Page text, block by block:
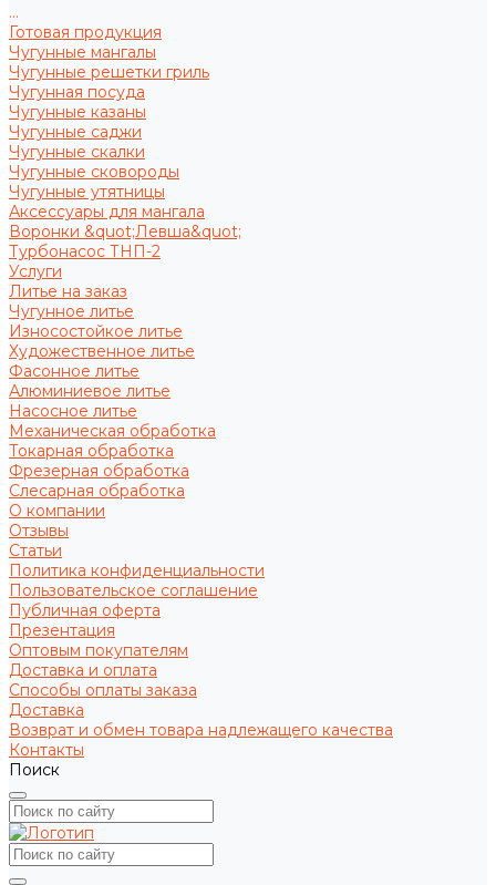
...
Готовая продукция
Чугунные мангалы
Чугунные решетки гриль
Чугунная посуда
Чугунные казаны
Чугунные саджи
Чугунные скалки
Чугунные сковороды
Чугунные утятницы
Аксессуары для мангала
Воронки &quot;Левша&quot;
Турбонасос ТНП-2
Услуги
Литье на заказ
Чугунное литье
Износостойкое литье
Художественное литье
Фасонное литье
Алюминиевое литье
Насосное литье
Механическая обработка
Токарная обработка
Фрезерная обработка
Слесарная обработка
О компании
Отзывы
Статьи
Политика конфиденциальности
Пользовательское соглашение
Публичная оферта
Презентация
Оптовым покупателям
Доставка и оплата
Способы оплаты заказа
Доставка
Возврат и обмен товара надлежащего качества
Контакты
Поиск